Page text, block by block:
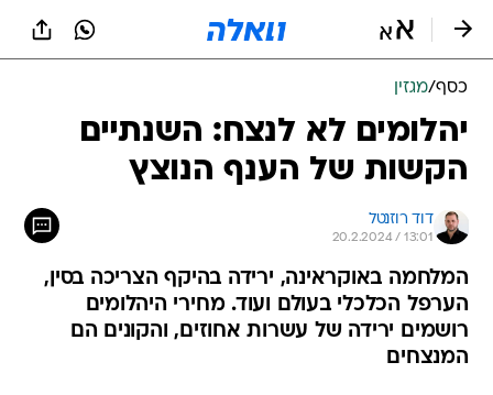
כסף/מגזין
יהלומים לא לנצח: השנתיים
הקשות של הענף הנוצץ
דוד רוזנטל
20.2.2024 / 13:01
המלחמה באוקראינה, ירידה בהיקף הצריכה בסין,
הערפל הכלכלי בעולם ועוד. מחירי היהלומים
רושמים ירידה של עשרות אחוזים, והקונים הם
המנצחים